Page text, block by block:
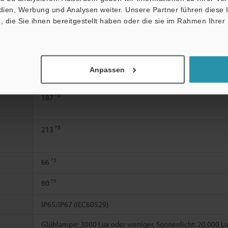
Werbung und Analysen weiter. Unsere Partner führen diese
die Sie ihnen bereitgestellt haben oder die sie im Rahmen Ihrer
Anpassen
118,8
Kurzschlussstrom: Ca. 3 mA
187*5
213 *5
66 *5
80 *5
IP65/IP67 (IEC60529)
Glühlampe: 3000 Lux oder weniger, Sonnenlicht: 20.000